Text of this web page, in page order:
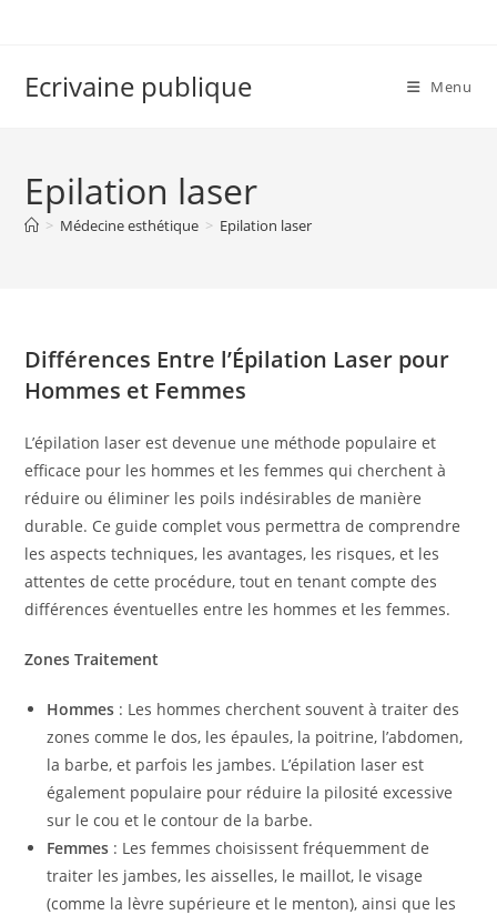
Ecrivaine publique Menu
Epilation laser
> Médecine esthétique > Epilation laser
Différences Entre l’Épilation Laser pour
Hommes et Femmes
L’épilation laser est devenue une méthode populaire et
efficace pour les hommes et les femmes qui cherchent à
réduire ou éliminer les poils indésirables de manière
durable. Ce guide complet vous permettra de comprendre
les aspects techniques, les avantages, les risques, et les
attentes de cette procédure, tout en tenant compte des
différences éventuelles entre les hommes et les femmes.
Zones Traitement
Hommes : Les hommes cherchent souvent à traiter des
zones comme le dos, les épaules, la poitrine, l’abdomen,
la barbe, et parfois les jambes. L’épilation laser est
également populaire pour réduire la pilosité excessive
sur le cou et le contour de la barbe.
Femmes : Les femmes choisissent fréquemment de
traiter les jambes, les aisselles, le maillot, le visage
(comme la lèvre supérieure et le menton), ainsi que les